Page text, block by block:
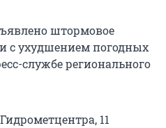
штормовое
с ухудшением погодных
службе регионального
11